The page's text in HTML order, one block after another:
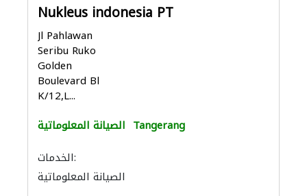
Nukleus indonesia PT
Jl Pahlawan
Seribu Ruko
Golden
Boulevard Bl
K/12,L...
الصيانة المعلوماتية Tangerang
الخدمات:
الصيانة المعلوماتية